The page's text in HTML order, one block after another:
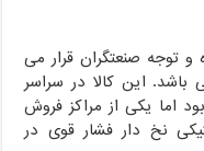
و توجه صنعتگران قرار می
این کالا در سراسر
اما یکی از مراکز فروش
نخ دار فشار قوی در